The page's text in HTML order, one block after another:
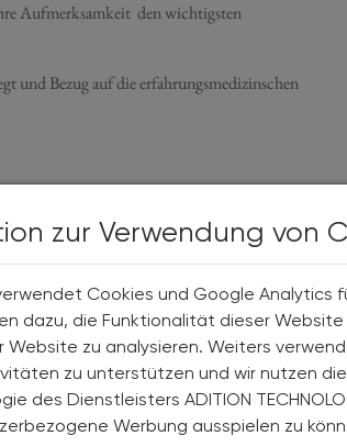
zur Verwendung von
Cookies und Google Analytics
dazu, die Funktionalität dieser
Website zu analysieren. Weiters
zu unterstützen und wir nutzen
des Dienstleisters ADITION
Werbung ausspielen zu
Aufmerksamkeit den wichtigsten
und Bezug auf die erfahrungsmedizinschen